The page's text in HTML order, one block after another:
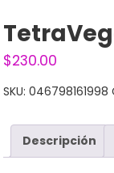
$230.00
SKU:046798161998
Descripción